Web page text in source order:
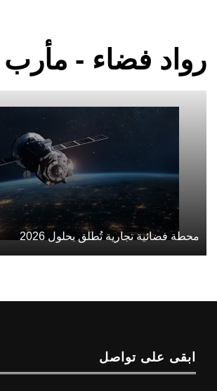
رواد فضاء - مأرب
محطة فضائية تجارية تُطلق بحلول 2026
ابقى على تواصل